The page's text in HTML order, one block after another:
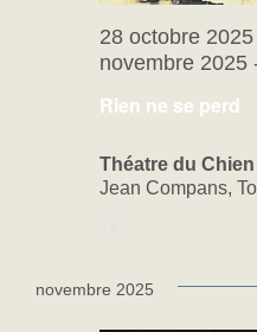
Rien ne se perd
28 octobre
novembre 2025
Théatre du
Jean Compans,
novembre 2025